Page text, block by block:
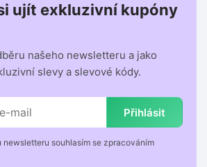
ujít exkluzivní kupóny
našeho newsletteru a jako
slevy a slevové kódy.
Přihlásit
newsletteru souhlasím se zpracováním